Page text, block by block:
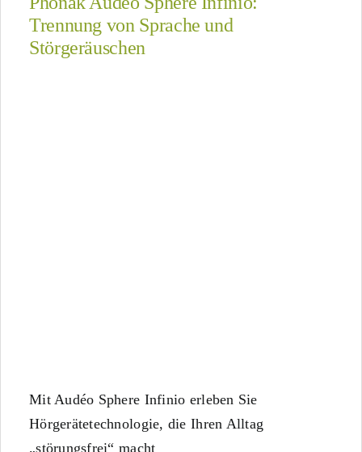
Trennung von Sprache und
Störgeräuschen
Mit Audéo Sphere Infinio erleben Sie
Hörgerätetechnologie, die Ihren Alltag
„störungsfrei“ macht